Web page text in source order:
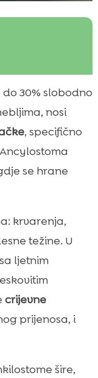
i zašto je
mačke
skrb i
a
hrane
mačke
za
30% slobodno
nosi
, specifično
se hrane
krvarenja,
težine. U
ljetnim
crijevne
prijenosa, i
šire,